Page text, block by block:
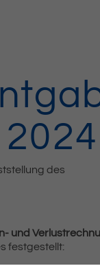
des
und
festgestellt: